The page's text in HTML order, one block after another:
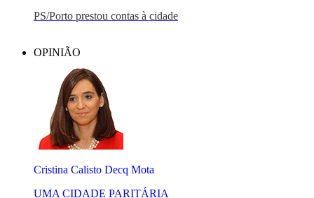
PS/Porto prestou contas à cidade
OPINIÃO
Cristina Calisto Decq Mota
UMA CIDADE PARITÁRIA